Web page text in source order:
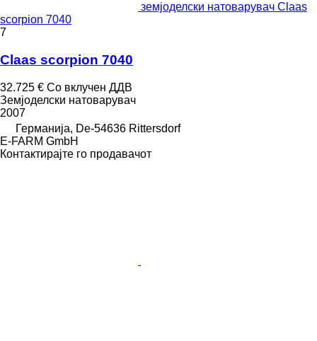
земјоделски натоварувач Claas
scorpion 7040
7
Claas scorpion 7040
32.725 € Со вклучен ДДВ
Земјоделски натоварувач
2007
Германија, De-54636 Rittersdorf
E-FARM GmbH
Контактирајте го продавачот